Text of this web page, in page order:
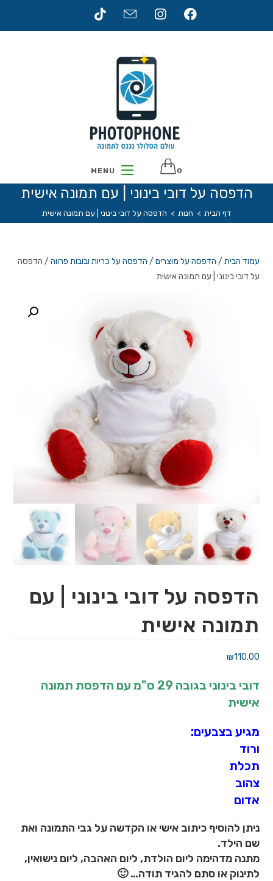
0
MENU
הדפסה על דובי בינוני | עם תמונה אישית
דף הבית > חנות > הדפסה על דובי בינוני | עם תמונה אישית
עמוד הבית / הדפסה על מוצרים / הדפסה על כריות ובובות פרווה / הדפסה
על דובי בינוני | עם תמונה אישית
הדפסה על דובי בינוני | עם
תמונה אישית
₪110.00
דובי בינוני בגובה 29 ס"מ עם הדפסת תמונה
אישית
מגיע בצבעים:
ורוד
תכלת
צהוב
אדום
ניתן להוסיף כיתוב אישי או הקדשה על גבי התמונה ואת
שם הילד.
מתנה מדהימה ליום הולדת, ליום האהבה, ליום נישואין,
לתינוק או סתם להגיד תודה… 🙂